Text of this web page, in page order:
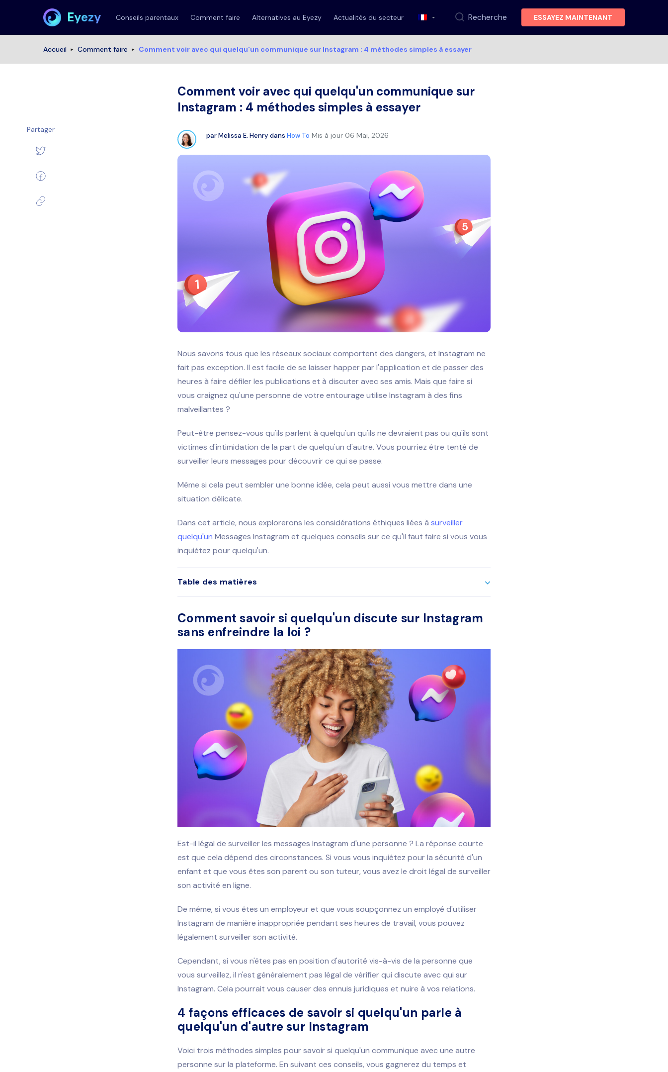
Eyezy Conseils parentaux Comment faire Alternatives au Eyezy Actualités du secteur Recherche ESSAYEZ MAINTENANT
Accueil Comment faire Comment voir avec qui quelqu'un communique sur Instagram : 4 méthodes simples à essayer
Comment voir avec qui quelqu'un communique sur
Instagram : 4 méthodes simples à essayer
parMelissa E. Henry dans How To Mis à jour 06 Mai, 2026
Nous savons tous que les réseaux sociaux comportent des dangers, et Instagram ne
fait pas exception. Il est facile de se laisser happer par l'application et de passer des
heures à faire défiler les publications et à discuter avec ses amis. Mais que faire si
vous craignez qu'une personne de votre entourage utilise Instagram à des fins
malveillantes ?
Peut-être pensez-vous qu'ils parlent à quelqu'un qu'ils ne devraient pas ou qu'ils sont
victimes d'intimidation de la part de quelqu'un d'autre. Vous pourriez être tenté de
surveiller leurs messages pour découvrir ce qui se passe.
Même si cela peut sembler une bonne idée, cela peut aussi vous mettre dans une
situation délicate.
Dans cet article, nous explorerons les considérations éthiques liées à surveiller
quelqu'un Messages Instagram et quelques conseils sur ce qu'il faut faire si vous vous
inquiétez pour quelqu'un.
Table des matières
Comment savoir si quelqu'un discute sur Instagram
sans enfreindre la loi ?
Est-il légal de surveiller les messages Instagram d'une personne ? La réponse courte
est que cela dépend des circonstances. Si vous vous inquiétez pour la sécurité d'un
enfant et que vous êtes son parent ou son tuteur, vous avez le droit légal de surveiller
son activité en ligne.
De même, si vous êtes un employeur et que vous soupçonnez un employé d'utiliser
Instagram de manière inappropriée pendant ses heures de travail, vous pouvez
légalement surveiller son activité.
Cependant, si vous n'êtes pas en position d'autorité vis-à-vis de la personne que
vous surveillez, il n'est généralement pas légal de vérifier qui discute avec qui sur
Instagram. Cela pourrait vous causer des ennuis juridiques et nuire à vos relations.
4 façons efficaces de savoir si quelqu'un parle à
quelqu'un d'autre sur Instagram
Voici trois méthodes simples pour savoir si quelqu'un communique avec une autre
personne sur la plateforme. En suivant ces conseils, vous gagnerez du temps et
Partager